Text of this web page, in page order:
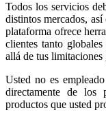
Todos los servicios
distintos mercados,
plataforma ofrece
clientes tanto
allá de tus limitaciones
Usted no es
directamente de
productos que usted